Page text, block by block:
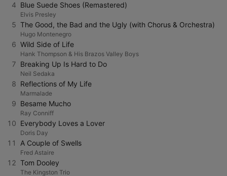
4 Blue Suede Shoes (Remastered)
Elvis Presley
5 The Good, the Bad and the Ugly (with Chorus & Orchestra)
Hugo Montenegro
6 Wild Side of Life
Hank Thompson & His Brazos Valley Boys
7 Breaking Up Is Hard to Do
Neil Sedaka
8 Reflections of My Life
Marmalade
9 Besame Mucho
Ray Conniff
10 Everybody Loves a Lover
Doris Day
11 A Couple of Swells
Fred Astaire
12 Tom Dooley
The Kingston Trio